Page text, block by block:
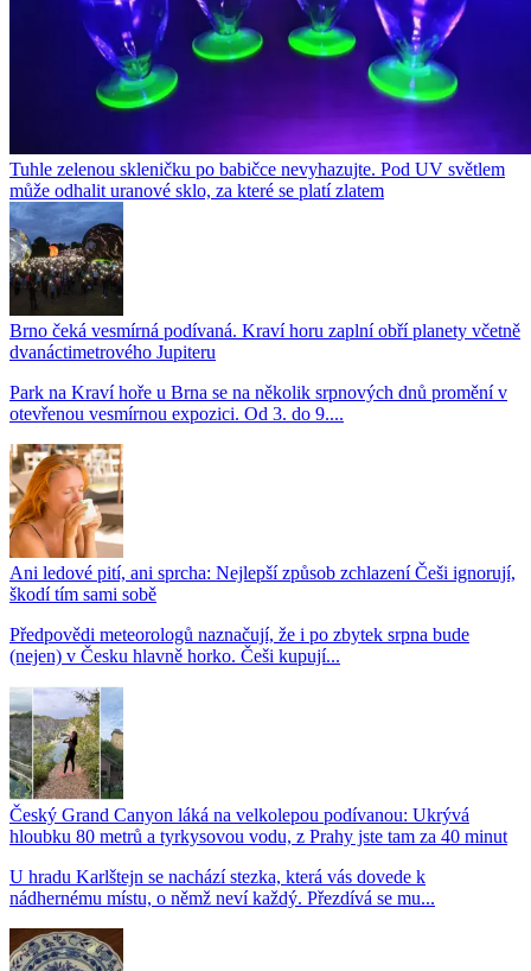
Tuhle zelenou skleničku po babičce nevyhazujte. Pod UV světlem
může odhalit uranové sklo, za které se platí zlatem
Brno čeká vesmírná podívaná. Kraví horu zaplní obří planety včetně
dvanáctimetrového Jupiteru
Park na Kraví hoře u Brna se na několik srpnových dnů promění v
otevřenou vesmírnou expozici. Od 3. do 9....
Ani ledové pití, ani sprcha: Nejlepší způsob zchlazení Češi ignorují,
škodí tím sami sobě
Předpovědi meteorologů naznačují, že i po zbytek srpna bude
(nejen) v Česku hlavně horko. Češi kupují...
Český Grand Canyon láká na velkolepou podívanou: Ukrývá
hloubku 80 metrů a tyrkysovou vodu, z Prahy jste tam za 40 minut
U hradu Karlštejn se nachází stezka, která vás dovede k
nádhernému místu, o němž neví každý. Přezdívá se mu...